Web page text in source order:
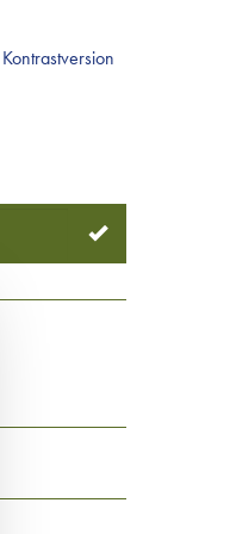
Kontrastversion